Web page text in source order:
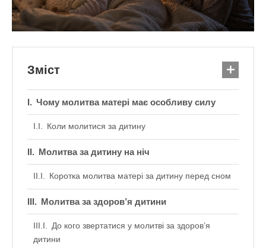
Зміст
Чому молитва матері має особливу силу
Коли молитися за дитину
Молитва за дитину на ніч
Коротка молитва матері за дитину перед сном
Молитва за здоров’я дитини
До кого звертатися у молитві за здоров’я
дитини